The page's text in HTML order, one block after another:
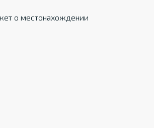
о местонахождении